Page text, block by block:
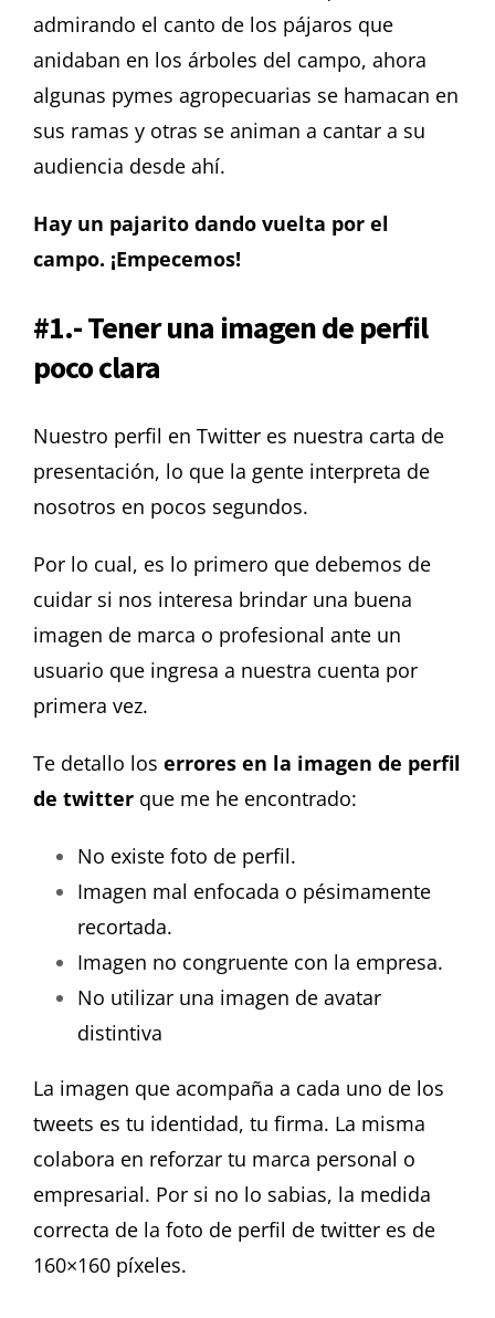
admirando el canto de los pájaros que
anidaban en los árboles del campo, ahora
algunas pymes agropecuarias se hamacan en
sus ramas y otras se animan a cantar a su
audiencia desde ahí.
Hay un pajarito dando vuelta por el
campo. ¡Empecemos!
#1.- Tener una imagen de perfil
poco clara
Nuestro perfil en Twitter es nuestra carta de
presentación, lo que la gente interpreta de
nosotros en pocos segundos.
Por lo cual, es lo primero que debemos de
cuidar si nos interesa brindar una buena
imagen de marca o profesional ante un
usuario que ingresa a nuestra cuenta por
primera vez.
Te detallo los errores en la imagen de perfil
de twitter que me he encontrado:
No existe foto de perfil.
Imagen mal enfocada o pésimamente
recortada.
Imagen no congruente con la empresa.
No utilizar una imagen de avatar
distintiva
La imagen que acompaña a cada uno de los
tweets es tu identidad, tu firma. La misma
colabora en reforzar tu marca personal o
empresarial. Por si no lo sabias, la medida
correcta de la foto de perfil de twitter es de
160×160 píxeles.